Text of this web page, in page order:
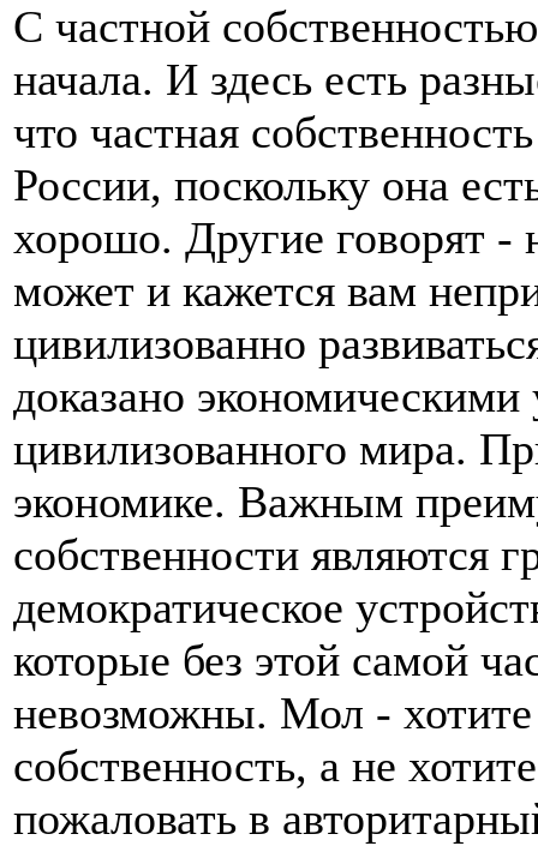
С частной
начала. И здесь есть
что частная
России, поскольку она
хорошо. Другие говорят -
может и кажется вам
цивилизованно
доказано экономическими
цивилизованного мира.
экономике. Важным
собственности являются
демократическое
которые без этой самой
невозможны. Мол -
собственность, а не
пожаловать в